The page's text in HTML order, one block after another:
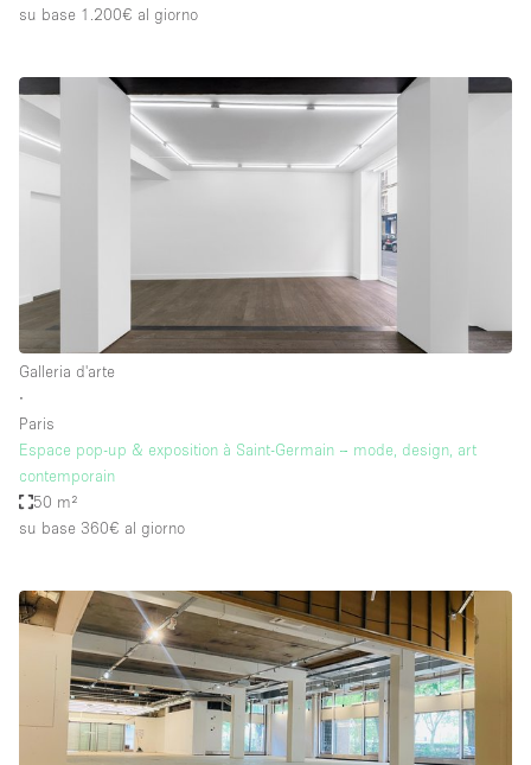
su base 1.200€ al giorno
Galleria d'arte
∙
Paris
Espace pop-up & exposition à Saint-Germain – mode, design, art
contemporain
50 m²
su base 360€ al giorno